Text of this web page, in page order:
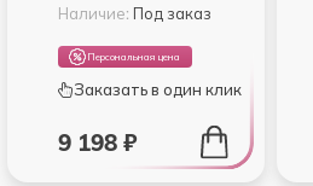
Наличие: Под заказ
Персональная цена
Заказать в один клик
9 198 ₽